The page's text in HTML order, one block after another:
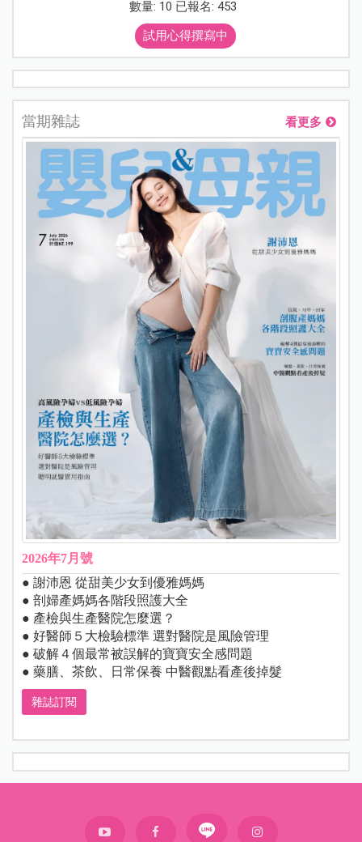
數量: 10 已報名: 453
試用心得撰寫中
當期雜誌 看更多
2026年7月號
● 謝沛恩 從甜美少女到優雅媽媽
● 剖婦產媽媽各階段照護大全
● 產檢與生產醫院怎麼選？
● 好醫師５大檢驗標準 選對醫院是風險管理
● 破解４個最常被誤解的寶寶安全感問題
● 藥膳、茶飲、日常保養 中醫觀點看產後掉髮
雜誌訂閱